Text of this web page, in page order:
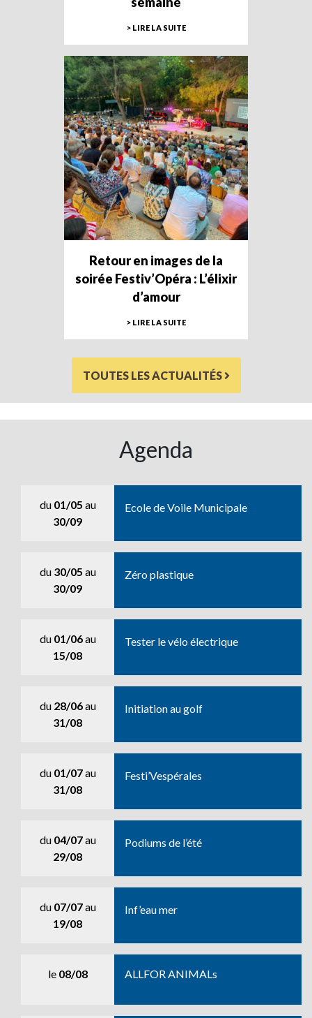
> LIRE LA SUITE
Retour en images de la
soirée Festiv’Opéra : L’élixir
d’amour
> LIRE LA SUITE
TOUTES LES ACTUALITÉS
Agenda
du 01/05 au
30/09
Ecole de Voile Municipale
du 30/05 au
30/09
Zéro plastique
du 01/06au
15/08
Tester le vélo électrique
du 28/06au
31/08
Initiation au golf
du 01/07au
31/08
Festi’Vespérales
du 04/07au
29/08
Podiums de l’été
du 07/07au
19/08
Inf’eau mer
le 08/08 ALLFOR ANIMALs